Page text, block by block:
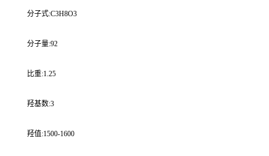
分子式:C3H8O3
分子量:92
比重:1.25
羟基数:3
羟值:1500-1600